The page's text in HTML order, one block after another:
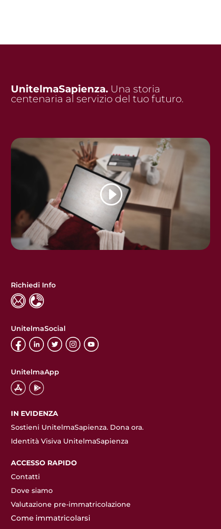
UnitelmaSapienza. Una storia
centenaria al servizio del tuo futuro.
Richiedi Info
UnitelmaSocial
UnitelmaApp
IN EVIDENZA
Sostieni UnitelmaSapienza. Dona ora.
Identità Visiva UnitelmaSapienza
ACCESSO RAPIDO
Contatti
Dove siamo
Valutazione pre-immatricolazione
Come immatricolarsi